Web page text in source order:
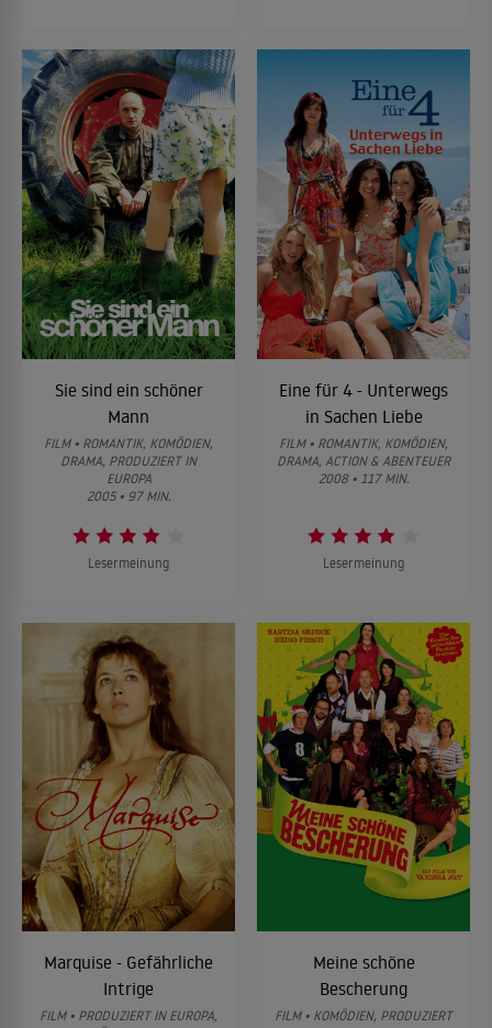
Sie sind ein schöner
Mann
FILM • ROMANTIK, KOMÖDIEN,
DRAMA, PRODUZIERT IN
EUROPA
2005 • 97 MIN.
Lesermeinung
Eine für 4 - Unterwegs
in Sachen Liebe
FILM • ROMANTIK, KOMÖDIEN,
DRAMA, ACTION & ABENTEUER
2008 • 117 MIN.
Lesermeinung
Marquise - Gefährliche
Intrige
FILM • PRODUZIERT IN EUROPA,
Meine schöne
Bescherung
FILM • KOMÖDIEN, PRODUZIERT